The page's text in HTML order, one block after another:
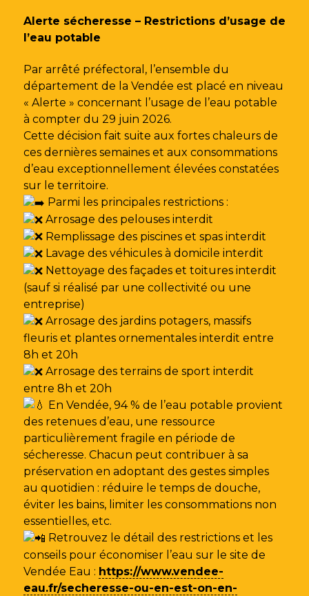
Alerte sécheresse – Restrictions d’usage de
l’eau potable
Par arrêté préfectoral, l’ensemble du
département de la Vendée est placé en niveau
« Alerte » concernant l’usage de l’eau potable
à compter du 29 juin 2026.
Cette décision fait suite aux fortes chaleurs de
ces dernières semaines et aux consommations
d’eau exceptionnellement élevées constatées
sur le territoire.
Parmi les principales restrictions :
Arrosage des pelouses interdit
Remplissage des piscines et spas interdit
Lavage des véhicules à domicile interdit
Nettoyage des façades et toitures interdit
(sauf si réalisé par une collectivité ou une
entreprise)
Arrosage des jardins potagers, massifs
fleuris et plantes ornementales interdit entre
8h et 20h
Arrosage des terrains de sport interdit
entre 8h et 20h
En Vendée, 94 % de l’eau potable provient
des retenues d’eau, une ressource
particulièrement fragile en période de
sécheresse. Chacun peut contribuer à sa
préservation en adoptant des gestes simples
au quotidien : réduire le temps de douche,
éviter les bains, limiter les consommations non
essentielles, etc.
Retrouvez le détail des restrictions et les
conseils pour économiser l’eau sur le site de
Vendée Eau : https://www.vendee-
eau.fr/secheresse-ou-en-est-on-en-